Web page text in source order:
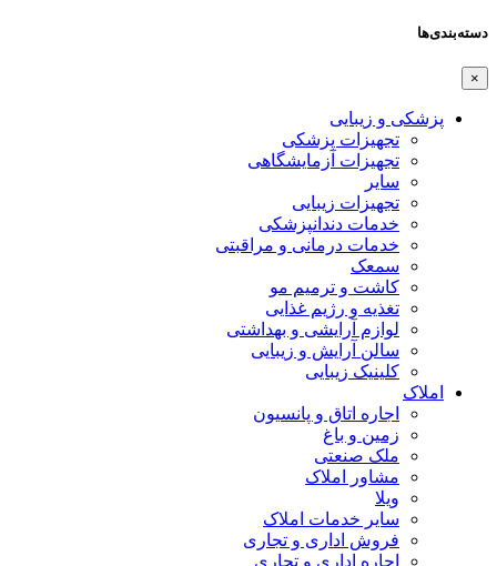
دسته‌بندی‌ها
×
پزشکی و زیبایی
تجهیزات پزشکی
تجهیزات آزمایشگاهی
سایر
تجهیزات زیبایی
خدمات دندانپزشکی
خدمات درمانی و مراقبتی
سمعک
کاشت و ترمیم مو
تغذیه و رژیم غذایی
لوازم آرایشی و بهداشتی
سالن آرایش و زیبایی
کلینیک زیبایی
املاک
اجاره اتاق و پانسیون
زمین و باغ
ملک صنعتی
مشاور املاک
ویلا
سایر خدمات املاک
فروش اداری و تجاری
اجاره اداری و تجاری